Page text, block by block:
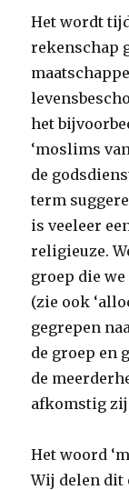
Het wordt
rekenschap
het
‘moslims
de
term
is veeleer
religieuze.
groep die
(zie ook
gegrepen
de groep en
de
afkomstig
Het woord
Wij delen dit